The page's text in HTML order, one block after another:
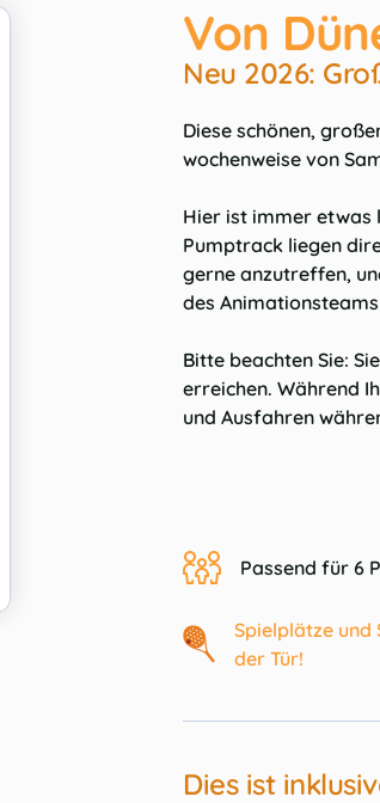
Von
Neu 2026:
Diese schönen,
wochenweise von
Hier ist immer etwas
Pumptrack liegen
gerne anzutreffen,
des
Bitte beachten Sie:
erreichen. Während
und Ausfahren
Passend für 6
Spielplätze
der Tür!
Dies ist